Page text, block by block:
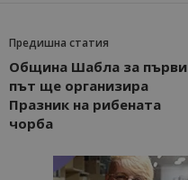
Предишна статия
Община Шабла за първи
път ще организира
Празник на рибената
чорба